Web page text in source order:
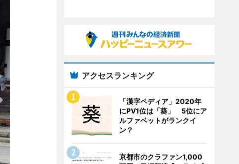
アクセスランキング
「漢字ペディア」2020年
にPV1位は「葵」 5位にア
ルファベットがランクイ
ン？
京都市のクラファン1,000